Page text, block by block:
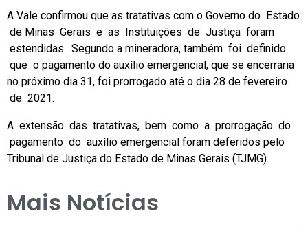
A Vale confirmou que as tratativas com o Governo do Estado
de Minas Gerais e as Instituições de Justiça foram
estendidas. Segundo a mineradora, também foi definido
que o pagamento do auxílio emergencial, que se encerraria
no próximo dia 31, foi prorrogado até o dia 28 de fevereiro
de 2021.
A extensão das tratativas, bem como a prorrogação do
pagamento do auxílio emergencial foram deferidos pelo
Tribunal de Justiça do Estado de Minas Gerais (TJMG).
Mais Notícias